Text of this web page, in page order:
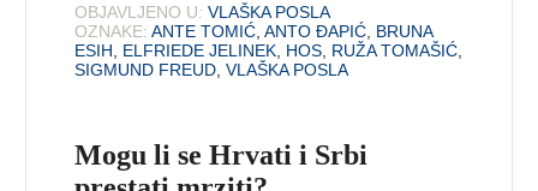
OBJAVLJENO U: VLAŠKA POSLA
OZNAKE: ANTE TOMIĆ ,ANTO ĐAPIĆ BRUNA
ESIH
ELFRIEDE JELINEK HOS RUŽA TOMAŠIĆ
SIGMUND FREUD ,VLAŠKA POSLA
Mogu li se Hrvati i Srbi